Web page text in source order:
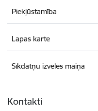
Piekļūstamība
Lapas karte
Sīkdatņu izvēles maiņa
Kontakti